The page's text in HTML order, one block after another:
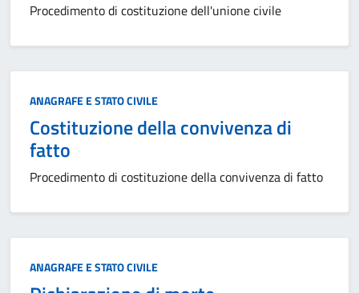
Procedimento di costituzione dell'unione civile
Categoria:
ANAGRAFE E STATO CIVILE
Costituzione della convivenza di
fatto
Procedimento di costituzione della convivenza di fatto
Categoria:
ANAGRAFE E STATO CIVILE